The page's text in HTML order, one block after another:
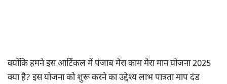
क्योंकि हमने इस आर्टिकल में पंजाब मेरा काम मेरा मान योजना 2025
क्या है? इस योजना को शुरू करने का उद्देश्य लाभ पात्रता माप दंड